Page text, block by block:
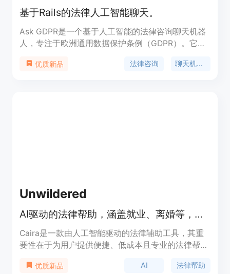
基于Rails的法律人工智能聊天。
Ask GDPR是一个基于人工智能的法律咨询聊天机器
人，专注于欧洲通用数据保护条例（GDPR）。它可
数据隐私的建议。Ask GDPR具有直观的用户界面，
优质新品 法律咨询 聊天机器人
Unwildered
AI驱动的法律帮助，涵盖就业、离婚等，每月仅需21美元
Caira是一款由人工智能驱动的法律辅助工具，其重
要性在于为用户提供便捷、低成本且专业的法律帮
个州的法律文件提供准确答案；能快速生成法律声明
优质新品 AI 法律帮助